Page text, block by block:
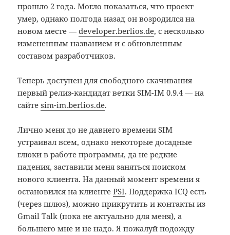
прошло 2 года. Могло показаться, что проект
умер, однако полгода назад он возродился на
новом месте —developer.berlios.de, с несколько
измененным названием и с обновленным
составом разработчиков.
Теперь доступен для свободного скачивания
первый релиз-кандидат ветки SIM-IM 0.9.4 — на
сайтеsim-im.berlios.de.
Лично меня до не давнего времени SIM
устраивал всем, однако некоторые досадные
глюки в работе программы, да не редкие
падения, заставили меня заняться поиском
нового клиента. На данный момент времени я
остановился на клиентеPSI. Поддержка ICQ есть
(через шлюз), можно прикрутить и контакты из
Gmail Talk (пока не актуально для меня), а
большего мне и не надо. Я пожалуй подожду